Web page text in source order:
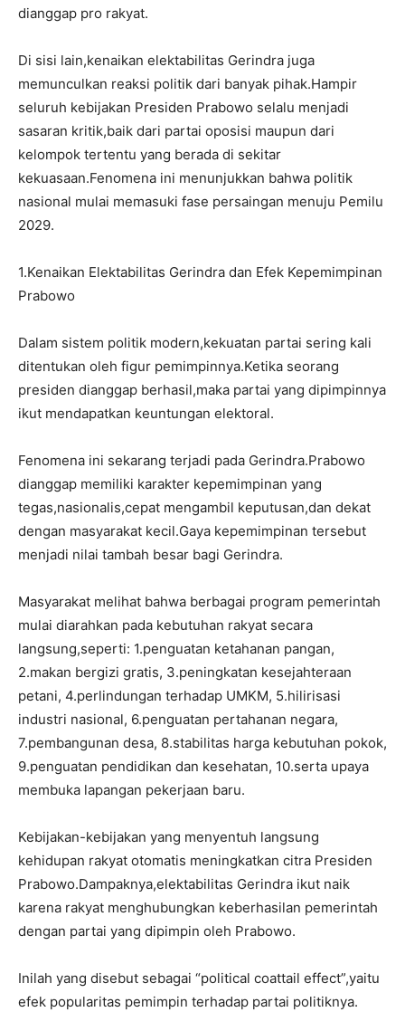
dianggap pro rakyat.
Di sisi lain,kenaikan elektabilitas Gerindra juga
memunculkan reaksi politik dari banyak pihak.Hampir
seluruh kebijakan Presiden Prabowo selalu menjadi
sasaran kritik,baik dari partai oposisi maupun dari
kelompok tertentu yang berada di sekitar
kekuasaan.Fenomena ini menunjukkan bahwa politik
nasional mulai memasuki fase persaingan menuju Pemilu
2029.
1.Kenaikan Elektabilitas Gerindra dan Efek Kepemimpinan
Prabowo
Dalam sistem politik modern,kekuatan partai sering kali
ditentukan oleh figur pemimpinnya.Ketika seorang
presiden dianggap berhasil,maka partai yang dipimpinnya
ikut mendapatkan keuntungan elektoral.
Fenomena ini sekarang terjadi pada Gerindra.Prabowo
dianggap memiliki karakter kepemimpinan yang
tegas,nasionalis,cepat mengambil keputusan,dan dekat
dengan masyarakat kecil.Gaya kepemimpinan tersebut
menjadi nilai tambah besar bagi Gerindra.
Masyarakat melihat bahwa berbagai program pemerintah
mulai diarahkan pada kebutuhan rakyat secara
langsung,seperti: 1.penguatan ketahanan pangan,
2.makan bergizi gratis, 3.peningkatan kesejahteraan
petani, 4.perlindungan terhadap UMKM, 5.hilirisasi
industri nasional, 6.penguatan pertahanan negara,
7.pembangunan desa, 8.stabilitas harga kebutuhan pokok,
9.penguatan pendidikan dan kesehatan, 10.serta upaya
membuka lapangan pekerjaan baru.
Kebijakan-kebijakan yang menyentuh langsung
kehidupan rakyat otomatis meningkatkan citra Presiden
Prabowo.Dampaknya,elektabilitas Gerindra ikut naik
karena rakyat menghubungkan keberhasilan pemerintah
dengan partai yang dipimpin oleh Prabowo.
Inilah yang disebut sebagai “political coattail effect”,yaitu
efek popularitas pemimpin terhadap partai politiknya.